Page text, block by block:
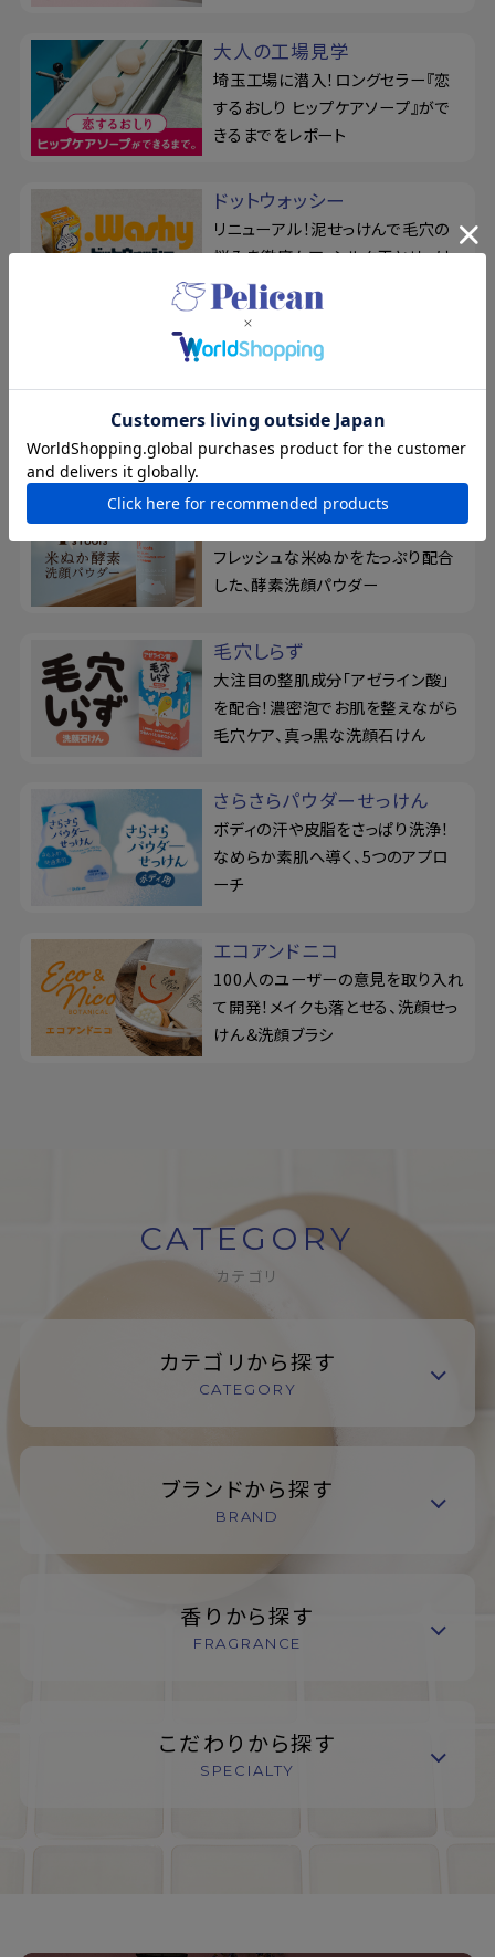
大人の工場見学
埼玉工場に潜入！ロングセラー『恋
するおしり ヒップケアソープ』がで
きるまでをレポート
ドットウォッシー
リニューアル！泥せっけんで毛穴の
悩みを徹底ケア。シルク玉とせっけ
ん置きの3点セット
For Back
背中を集中ケア
ピーズルーツ
毛穴汚れを、濃密ねばり泡が吸着！
フレッシュな米ぬかをたっぷり配合
した、酵素洗顔パウダー
毛穴しらず
大注目の整肌成分「アゼライン酸」
を配合！濃密泡でお肌を整えながら
毛穴ケア、真っ黒な洗顔石けん
さらさらパウダーせっけん
ボディの汗や皮脂をさっぱり洗浄！
なめらか素肌へ導く、5つのアプロ
ーチ
エコアンドニコ
100人のユーザーの意見を取り入れ
て開発！メイクも落とせる、洗顔せっ
けん＆洗顔ブラシ
CATEGORY
カテゴリ
カテゴリから探す
CATEGORY
ブランドから探す
BRAND
香りから探す
FRAGRANCE
こだわりから探す
SPECIALTY